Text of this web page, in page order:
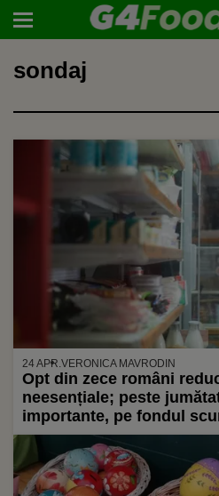
sondaj
24 APR.VERONICA MAVRODIN
Opt din zece români
neesențiale; peste
importante, pe fondul